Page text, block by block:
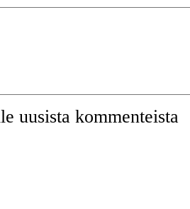
uusista kommenteista